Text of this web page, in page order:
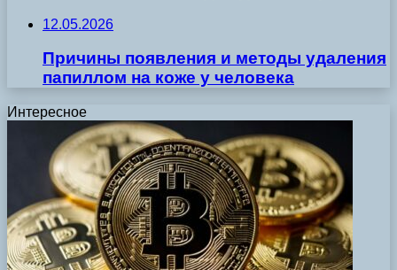
12.05.2026
Причины появления и методы удаления
папиллом на коже у человека
Интересное